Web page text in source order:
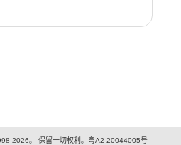
2026。 保留一切权利。粤A2-20044005号